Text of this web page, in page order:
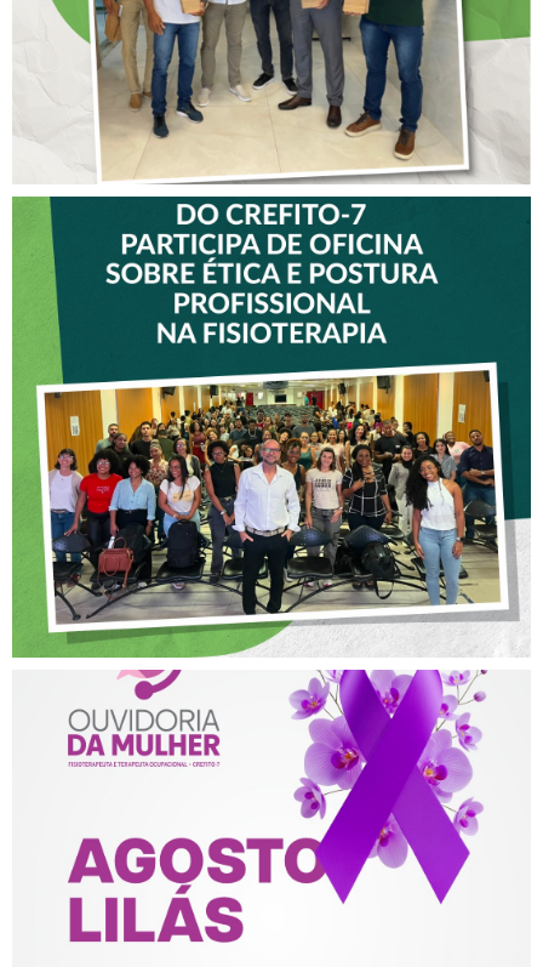
VICE-PRESIDENTE DO
CREFITO-7 PARTICIPA DE
OFICINA SOBRE ÉTICA E
POSTURA PROFISSIONAL
NA FISIOTERAPIA
AGOSTO LILÁS – ACOLHER,
PROTEGER E COMBATER A
VIOLÊNCIA CONTRA A
MULHER